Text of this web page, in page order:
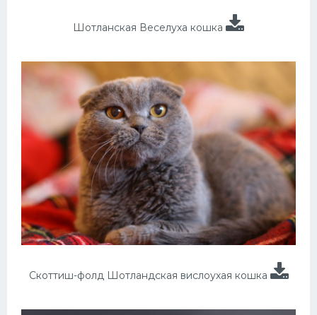
Шотланская Веселуха кошка
Скоттиш-фолд Шотландская вислоухая кошка